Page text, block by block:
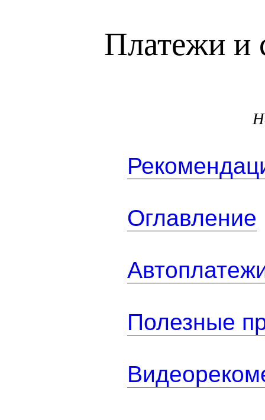
Платежи и
Оглавление
Полезные